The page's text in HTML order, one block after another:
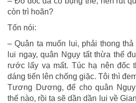
còn trì hoãn?
Tốn nói:
– Quân ta muốn lui, phải thong
lui ngay, quân Ngụy tất thừa thế
rước lấy vạ mất. Túc hạ nên đốc
dáng tiến lên chống giặc. Tôi thì
Tương Dương, để cho quân
thế nào, rồi ta sẽ dần dần lui về